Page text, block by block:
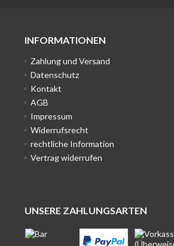
INFORMATIONEN
Zahlung und Versand
Datenschutz
Kontakt
AGB
Impressum
Widerrufsrecht
rechtliche Information
Vertrag widerrufen
UNSERE ZAHLUNGSARTEN